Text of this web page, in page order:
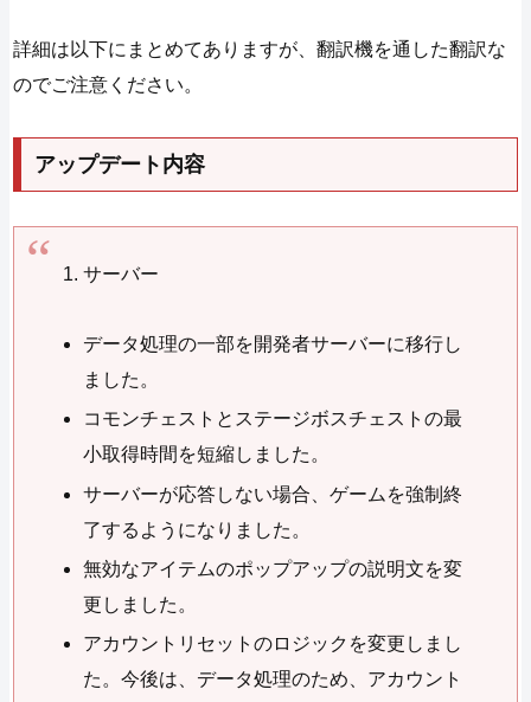
詳細は以下にまとめてありますが、翻訳機を通した翻訳な
のでご注意ください。
アップデート内容
サーバー
データ処理の一部を開発者サーバーに移行し
ました。
コモンチェストとステージボスチェストの最
小取得時間を短縮しました。
サーバーが応答しない場合、ゲームを強制終
了するようになりました。
無効なアイテムのポップアップの説明文を変
更しました。
アカウントリセットのロジックを変更しまし
た。今後は、データ処理のため、アカウント